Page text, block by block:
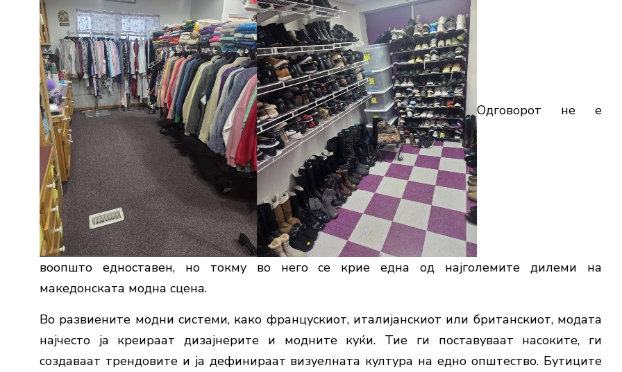
Одговорот не е
воопшто едноставен, но токму во него се крие една од најголемите дилеми на
македонската модна сцена.
Во развиените модни системи, како францускиот, италијанскиот или британскиот, модата
најчесто ја креираат дизајнерите и модните куќи. Тие ги поставуваат насоките, ги
создаваат трендовите и ја дефинираат визуелната култура на едно општество. Бутиците